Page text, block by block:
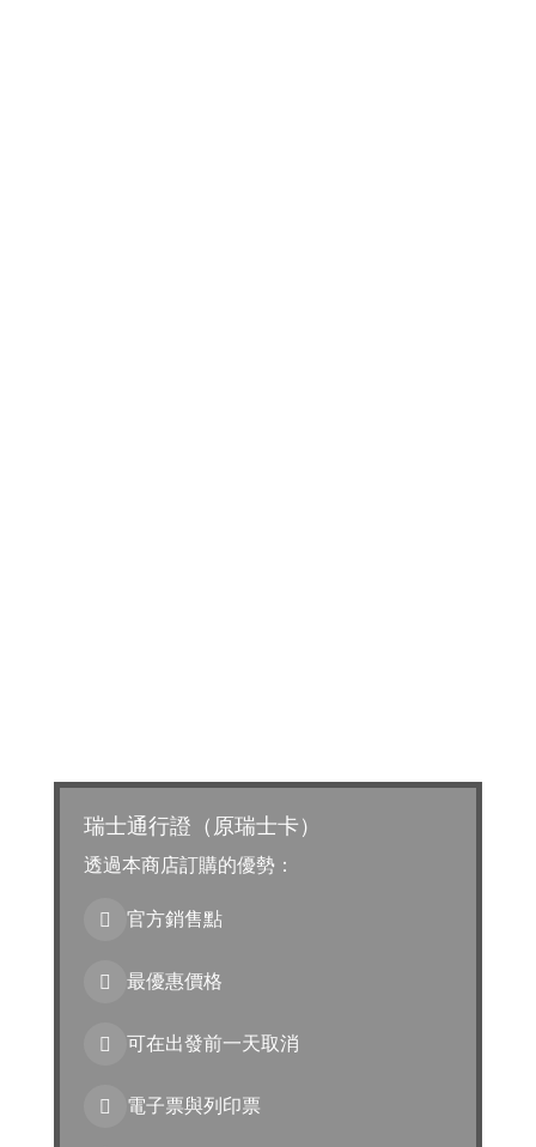
瑞士通行證（原瑞士卡）
透過本商店訂購的優勢：
官方銷售點
最優惠價格
可在出發前一天取消
電子票與列印票